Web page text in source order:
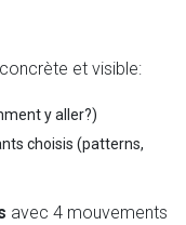
et visible:
y aller?)
choisis (patterns,
avec 4 mouvements